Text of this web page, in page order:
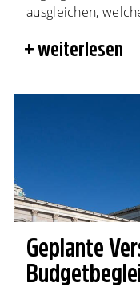
ausgleichen,
weiterlesen
Geplante